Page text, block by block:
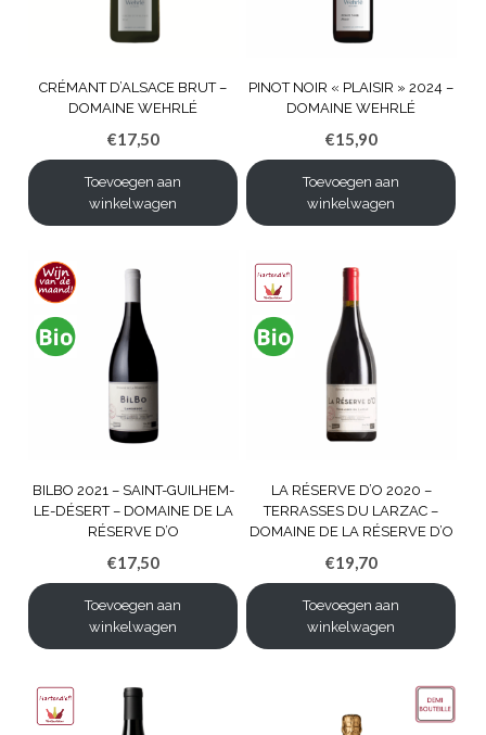
CRÉMANT D’ALSACE BRUT –
DOMAINE WEHRLÉ
€17,50
Toevoegen aan
winkelwagen
PINOT NOIR « PLAISIR » 2024 –
DOMAINE WEHRLÉ
€15,90
Toevoegen aan
winkelwagen
BILBO 2021 – SAINT-GUILHEM-
LE-DÉSERT – DOMAINE DE LA
RÉSERVE D’O
€17,50
Toevoegen aan
winkelwagen
LA RÉSERVE D’O 2020 –
TERRASSES DU LARZAC –
DOMAINE DE LA RÉSERVE D’O
€19,70
Toevoegen aan
winkelwagen